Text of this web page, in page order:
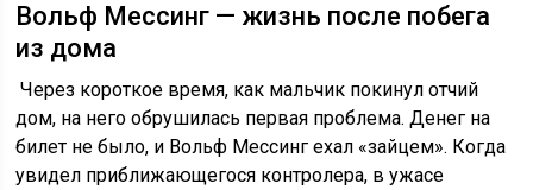
Вольф Мессинг — жизнь после побега
из дома
Через короткое время, как мальчик покинул отчий
дом, на него обрушилась первая проблема. Денег на
билет не было, и Вольф Мессинг ехал «зайцем». Когда
увидел приближающегося контролера, в ужасе